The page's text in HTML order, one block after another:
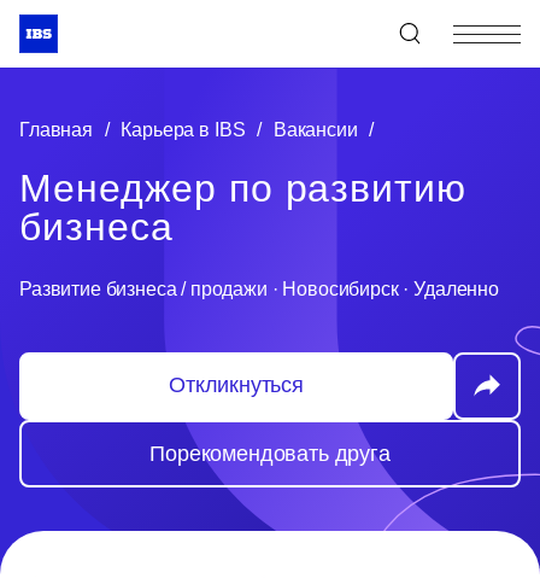
+7 (495) 967-80-80
Главная / Карьера в IBS / Вакансии /
Менеджер по развитию
бизнеса
Развитие бизнеса / продажи · Новосибирск · Удаленно
Откликнуться
Порекомендовать друга